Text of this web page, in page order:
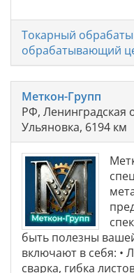
Токарный
обрабатывающий
Меткон-Групп
РФ, Ленинградская
Ульяновка, 6194 км
быть полезны
включают в себя: •
сварка, гибка